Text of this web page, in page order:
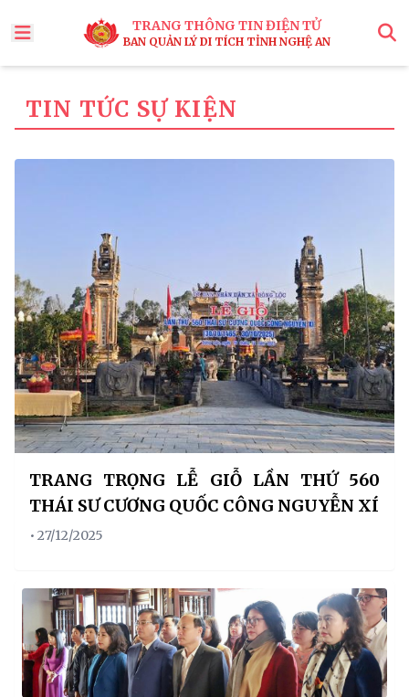
TRANG THÔNG TIN ĐIỆN TỬ
BAN QUẢN LÝ DI TÍCH TỈNH NGHỆ AN
Tìm x
TIN TỨC SỰ KIỆN
TRANG TRỌNG LỄ GIỖ LẦN THỨ 560
THÁI SƯ CƯƠNG QUỐC CÔNG NGUYỄN XÍ
• 27/12/2025